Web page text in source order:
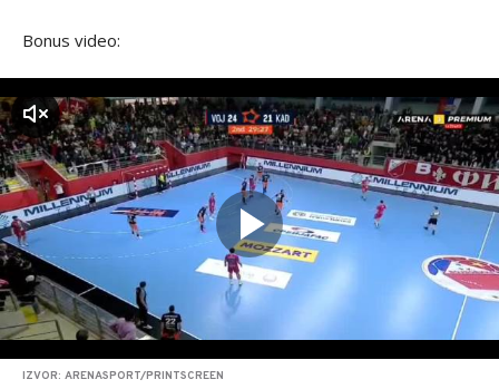
Bonus video:
IZVOR: ARENASPORT/PRINTSCREEN